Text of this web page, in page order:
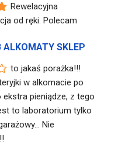
Rewelacyjna
od ręki. Polecam
ALKOMATY SKLEP
to jakaś porażka!!!
w alkomacie po
ekstra pieniądze, z tego
to laboratorium tylko
Nie